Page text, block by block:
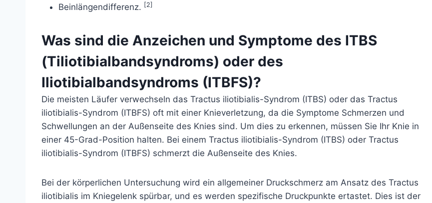
Beinlängendifferenz. [2]
Was sind die Anzeichen und Symptome des ITBS
(Tiliotibialbandsyndroms) oder des
Iliotibialbandsyndroms (ITBFS)?
Die meisten Läufer verwechseln das Tractus iliotibialis-Syndrom (ITBS) oder das Tractus
iliotibialis-Syndrom (ITBFS) oft mit einer Knieverletzung, da die Symptome Schmerzen und
Schwellungen an der Außenseite des Knies sind. Um dies zu erkennen, müssen Sie Ihr Knie in
einer 45-Grad-Position halten. Bei einem Tractus iliotibialis-Syndrom (ITBS) oder Tractus
iliotibialis-Syndrom (ITBFS) schmerzt die Außenseite des Knies.
Bei der körperlichen Untersuchung wird ein allgemeiner Druckschmerz am Ansatz des Tractus
iliotibialis im Kniegelenk spürbar, und es werden spezifische Druckpunkte ertastet. Dies ist der